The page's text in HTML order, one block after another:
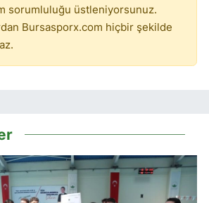
sorumluluğu üstleniyorsunuz.
Bursasporx.com hiçbir şekilde